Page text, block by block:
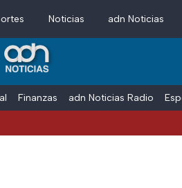
Noticias adn Noticias
Finanzas adn Noticias Radio